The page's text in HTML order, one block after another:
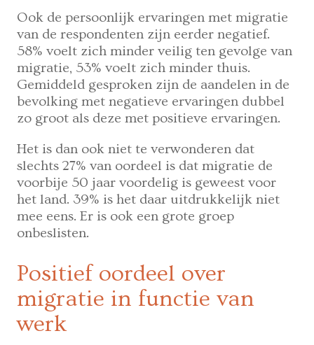
Ook de persoonlijk ervaringen met migratie
van de respondenten zijn eerder negatief.
58% voelt zich minder veilig ten gevolge van
migratie, 53% voelt zich minder thuis.
Gemiddeld gesproken zijn de aandelen in de
bevolking met negatieve ervaringen dubbel
zo groot als deze met positieve ervaringen.
Het is dan ook niet te verwonderen dat
slechts 27% van oordeel is dat migratie de
voorbije 50 jaar voordelig is geweest voor
het land. 39% is het daar uitdrukkelijk niet
mee eens. Er is ook een grote groep
onbeslisten.
Positief oordeel over
migratie in functie van
werk